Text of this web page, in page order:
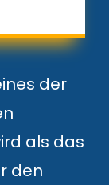
der
als das
den